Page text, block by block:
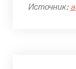
Источник: